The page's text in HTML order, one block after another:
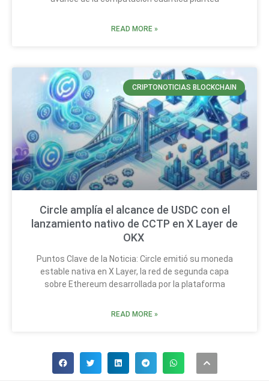
READ MORE »
CRIPTONOTICIAS BLOCKCHAIN
Circle amplía el alcance de USDC con el
lanzamiento nativo de CCTP en X Layer de
OKX
Puntos Clave de la Noticia: Circle emitió su moneda
estable nativa en X Layer, la red de segunda capa
sobre Ethereum desarrollada por la plataforma
READ MORE »